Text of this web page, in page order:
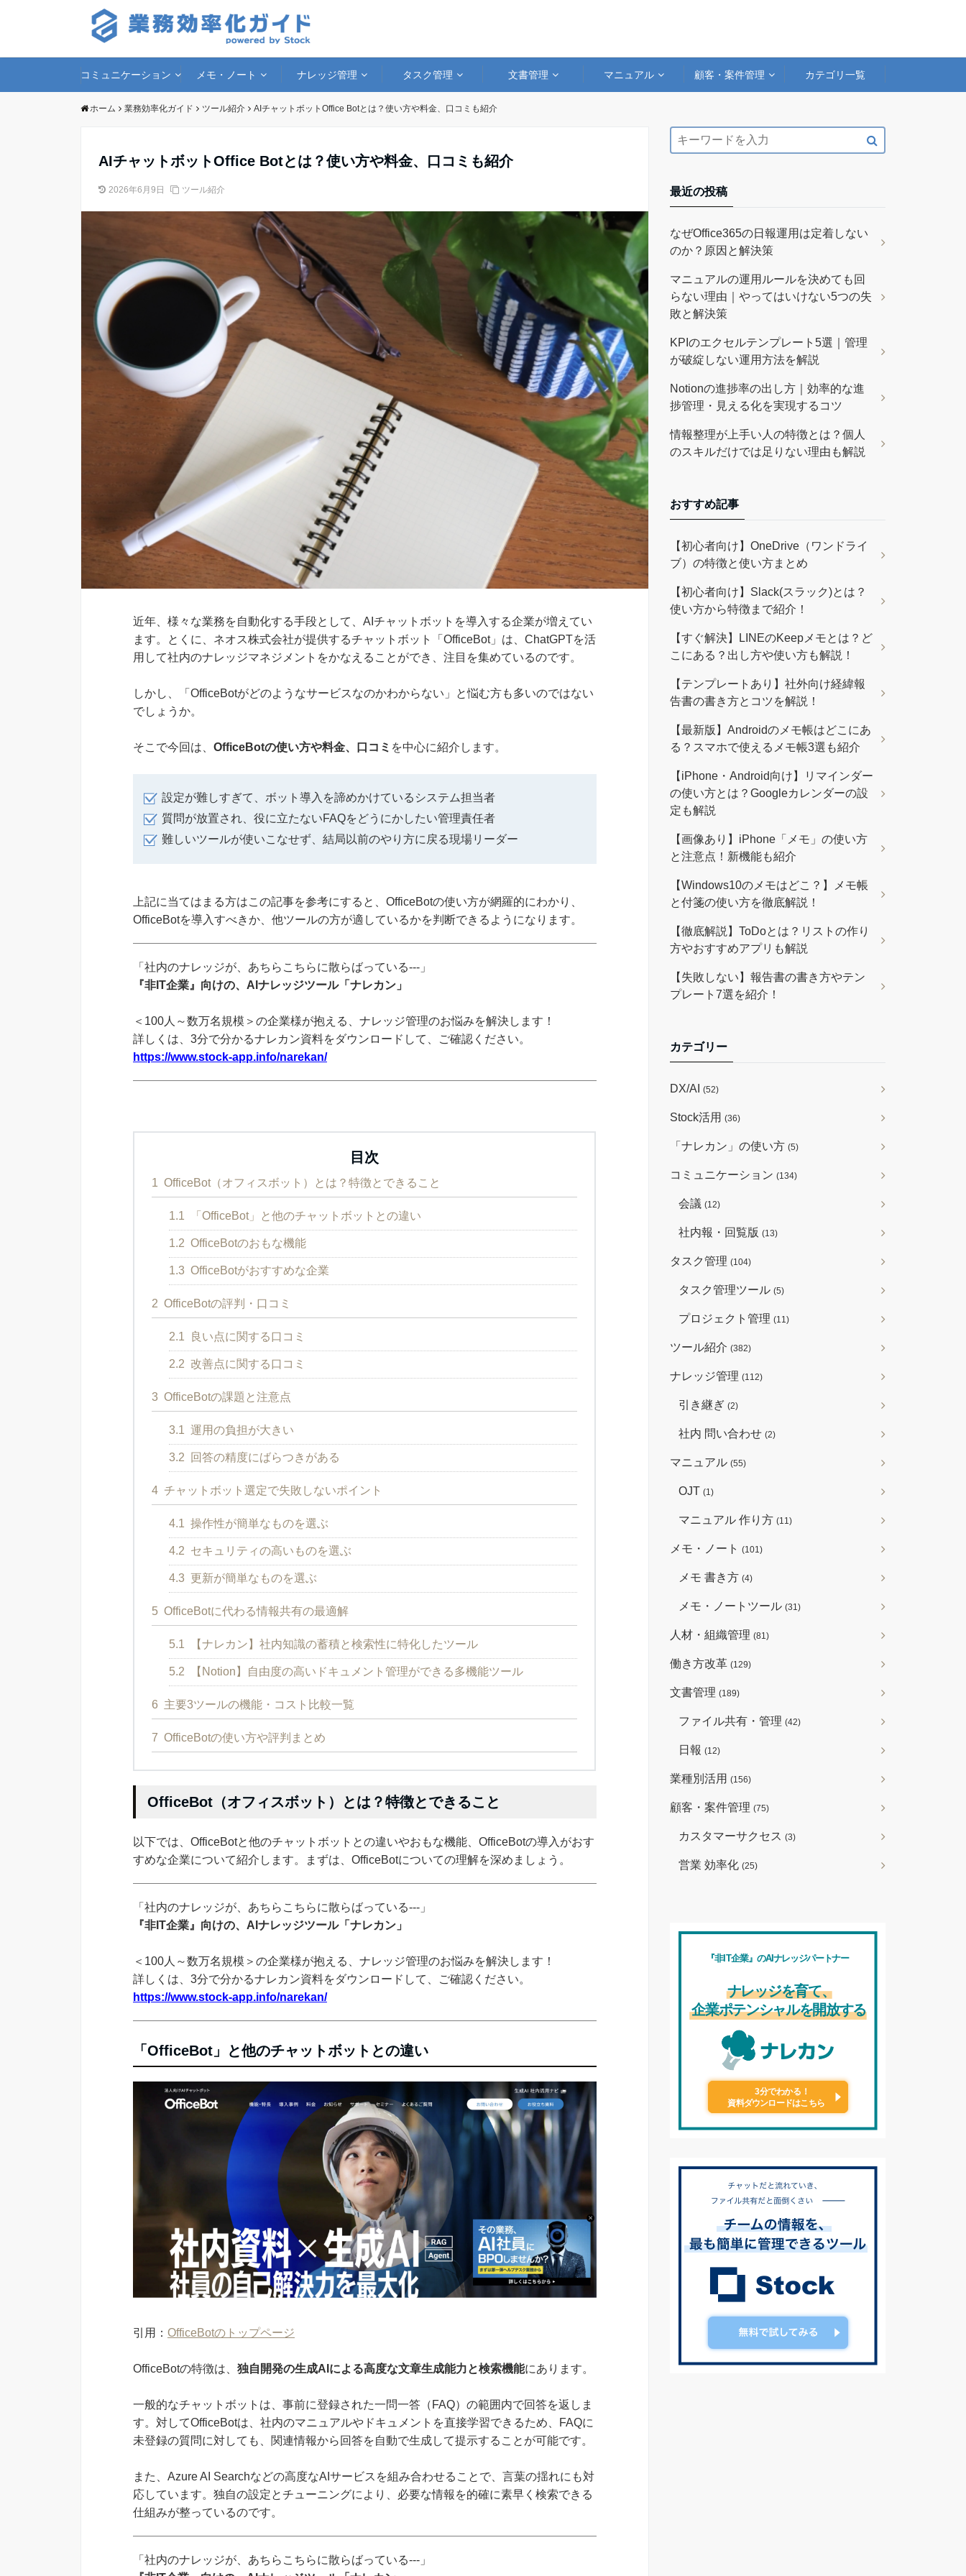
コミュニケーション メモ・ノート ナレッジ管理 タスク管理 文書管理 マニュアル 顧客・案件管理 カテゴリ一覧
ホーム 業務効率化ガイド ツール紹介 AIチャットボットOffice Botとは？使い方や料金、口コミも紹介
AIチャットボットOffice Botとは？使い方や料金、口コミも紹介
2026年6月9日 ツール紹介
近年、様々な業務を自動化する手段として、AIチャットボットを導入する企業が増えてい
ます。とくに、ネオス株式会社が提供するチャットボット「OfficeBot」は、ChatGPTを活
用して社内のナレッジマネジメントをかなえることができ、注目を集めているのです。
しかし、「OfficeBotがどのようなサービスなのかわからない」と悩む方も多いのではない
でしょうか。
そこで今回は、 OfficeBotの使い方や料金、口コミ を中心に紹介します。
設定が難しすぎて、ボット導入を諦めかけているシステム担当者
質問が放置され、役に立たないFAQをどうにかしたい管理責任者
難しいツールが使いこなせず、結局以前のやり方に戻る現場リーダー
上記に当てはまる方はこの記事を参考にすると、OfficeBotの使い方が網羅的にわかり、
OfficeBotを導入すべきか、他ツールの方が適しているかを判断できるようになります。
「社内のナレッジが、あちらこちらに散らばっている---」
『非IT企業』向けの、AIナレッジツール「ナレカン」
＜100人～数万名規模＞の企業様が抱える、ナレッジ管理のお悩みを解決します！
詳しくは、3分で分かるナレカン資料をダウンロードして、ご確認ください。
https://www.stock-app.info/narekan/
目次
1 OfficeBot（オフィスボット）とは？特徴とできること
1.1 「OfficeBot」と他のチャットボットとの違い
1.2 OfficeBotのおもな機能
1.3 OfficeBotがおすすめな企業
2 OfficeBotの評判・口コミ
2.1 良い点に関する口コミ
2.2 改善点に関する口コミ
3 OfficeBotの課題と注意点
3.1 運用の負担が大きい
3.2 回答の精度にばらつきがある
4 チャットボット選定で失敗しないポイント
4.1 操作性が簡単なものを選ぶ
4.2 セキュリティの高いものを選ぶ
4.3 更新が簡単なものを選ぶ
5 OfficeBotに代わる情報共有の最適解
5.1 【ナレカン】社内知識の蓄積と検索性に特化したツール
5.2 【Notion】自由度の高いドキュメント管理ができる多機能ツール
6 主要3ツールの機能・コスト比較一覧
7 OfficeBotの使い方や評判まとめ
OfficeBot（オフィスボット）とは？特徴とできること
以下では、OfficeBotと他のチャットボットとの違いやおもな機能、OfficeBotの導入がおす
すめな企業について紹介します。まずは、OfficeBotについての理解を深めましょう。
「社内のナレッジが、あちらこちらに散らばっている---」
『非IT企業』向けの、AIナレッジツール「ナレカン」
＜100人～数万名規模＞の企業様が抱える、ナレッジ管理のお悩みを解決します！
詳しくは、3分で分かるナレカン資料をダウンロードして、ご確認ください。
https://www.stock-app.info/narekan/
「OfficeBot」と他のチャットボットとの違い
引用： OfficeBotのトップページ
OfficeBotの特徴は、 独自開発の生成AIによる高度な文章生成能力と検索機能にあります。
一般的なチャットボットは、事前に登録された一問一答（FAQ）の範囲内で回答を返しま
す。対してOfficeBotは、社内のマニュアルやドキュメントを直接学習できるため、FAQに
未登録の質問に対しても、関連情報から回答を自動で生成して提示することが可能です。
また、Azure AI Searchなどの高度なAIサービスを組み合わせることで、言葉の揺れにも対
応しています。独自の設定とチューニングにより、必要な情報を的確に素早く検索できる
仕組みが整っているのです。
「社内のナレッジが、あちらこちらに散らばっている---」
最近の投稿
なぜOffice365の日報運用は定着しない
のか？原因と解決策
マニュアルの運用ルールを決めても回
らない理由｜やってはいけない5つの失
敗と解決策
KPIのエクセルテンプレート5選｜管理
が破綻しない運用方法を解説
Notionの進捗率の出し方｜効率的な進
捗管理・見える化を実現するコツ
情報整理が上手い人の特徴とは？個人
のスキルだけでは足りない理由も解説
おすすめ記事
【初心者向け】OneDrive（ワンドライ
ブ）の特徴と使い方まとめ
【初心者向け】Slack(スラック)とは？
使い方から特徴まで紹介！
【すぐ解決】LINEのKeepメモとは？ど
こにある？出し方や使い方も解説！
【テンプレートあり】社外向け経緯報
告書の書き方とコツを解説！
【最新版】Androidのメモ帳はどこにあ
る？スマホで使えるメモ帳3選も紹介
【iPhone・Android向け】リマインダー
の使い方とは？Googleカレンダーの設
定も解説
【画像あり】iPhone「メモ」の使い方
と注意点！新機能も紹介
【Windows10のメモはどこ？】メモ帳
と付箋の使い方を徹底解説！
【徹底解説】ToDoとは？リストの作り
方やおすすめアプリも解説
【失敗しない】報告書の書き方やテン
プレート7選を紹介！
カテゴリー
DX/AI (52)
Stock活用 (36)
「ナレカン」の使い方 (5)
コミュニケーション (134)
会議 (12)
社内報・回覧版 (13)
タスク管理 (104)
タスク管理ツール (5)
プロジェクト管理 (11)
ツール紹介 (382)
ナレッジ管理 (112)
引き継ぎ (2)
社内 問い合わせ (2)
マニュアル (55)
OJT (1)
マニュアル 作り方 (11)
メモ・ノート (101)
メモ 書き方 (4)
メモ・ノートツール (31)
人材・組織管理 (81)
働き方改革 (129)
文書管理 (189)
ファイル共有・管理 (42)
日報 (12)
業種別活用 (156)
顧客・案件管理 (75)
カスタマーサクセス (3)
営業 効率化 (25)